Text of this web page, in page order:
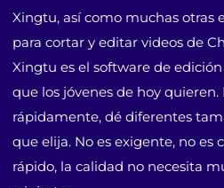
Xingtu, así como muchas otras
para cortar y editar videos de
Xingtu es el software de
que los jóvenes de hoy quieren.
rápidamente, dé diferentes
que elija. No es exigente, no es
rápido, la calidad no necesita